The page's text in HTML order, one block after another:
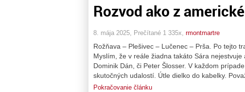
Rozvod ako z
8. mája 2025, Prečítané 1 335x, rmontmartre
Rožňava – Plešivec – Lučenec – Prša. Po tejto
Myslím, že v reále žiadna takáto Sára
Dominik Dán, či Peter Šlosser. V každom
skutočných udalostí. Útle dielko do kabelky.
Pokračovanie článku